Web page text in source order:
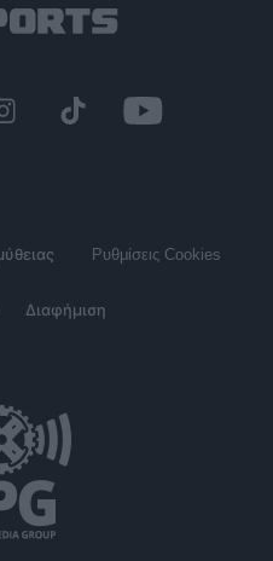
Ρυθμίσεις Cookies
Διαφήμιση